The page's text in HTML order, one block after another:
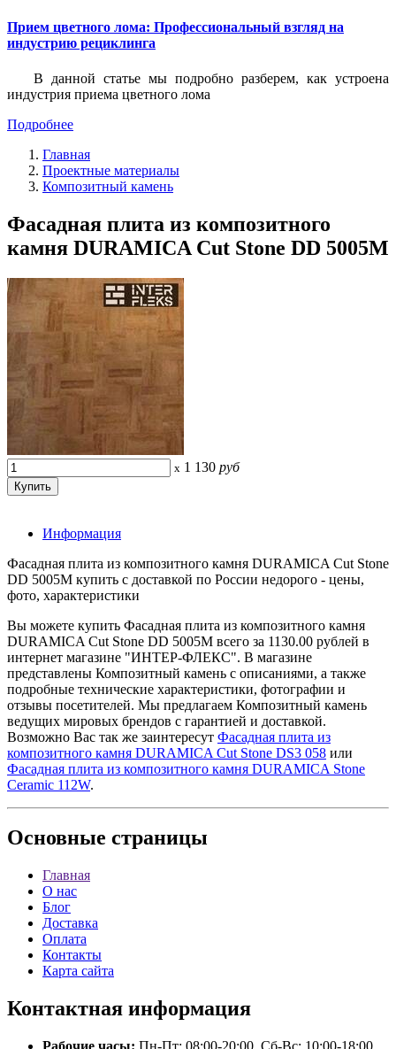
Прием цветного лома: Профессиональный взгляд на
индустрию рециклинга
В данной статье мы подробно разберем, как устроена
индустрия приема цветного лома
Подробнее
Главная
Проектные материалы
Композитный камень
Фасадная плита из композитного
камня DURAMICA Cut Stone DD 5005M
x 1 130 руб
Информация
Фасадная плита из композитного камня DURAMICA Cut Stone
DD 5005M купить с доставкой по России недорого - цены,
фото, характеристики
Вы можете купить Фасадная плита из композитного камня
DURAMICA Cut Stone DD 5005M всего за 1130.00 рублей в
интернет магазине "ИНТЕР-ФЛЕКС". В магазине
представлены Композитный камень с описаниями, а также
подробные технические характеристики, фотографии и
отзывы посетителей. Мы предлагаем Композитный камень
ведущих мировых брендов с гарантией и доставкой.
Возможно Вас так же заинтересут Фасадная плита из
композитного камня DURAMICA Cut Stone DS3 058 или
Фасадная плита из композитного камня DURAMICA Stone
Ceramic 112W.
Основные страницы
Главная
О нас
Блог
Доставка
Оплата
Контакты
Карта сайта
Контактная информация